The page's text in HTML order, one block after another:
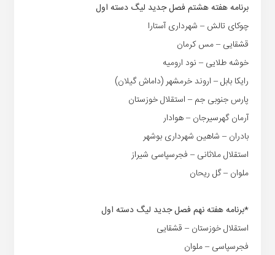
برنامه هفته هشتم فصل جدید لیگ دسته اول
چوکای تالش – شهرداری آستارا
قشقایی – مس کرمان
خوشه طلایی – نود ارومیه
رایکا بابل – اروند خرمشهر (داماش گیلان)
پارس جنوبی جم – استقلال خوزستان
آرمان گهرسیرجان – هوادار
بادران – شاهین شهرداری بوشهر
استقلال ملاثانی – فجرسپاسی شیراز
ملوان – گل ریحان
*برنامه هفته نهم فصل جدید لیگ دسته اول
استقلال خوزستان – قشقایی
فجرسپاسی – ملوان